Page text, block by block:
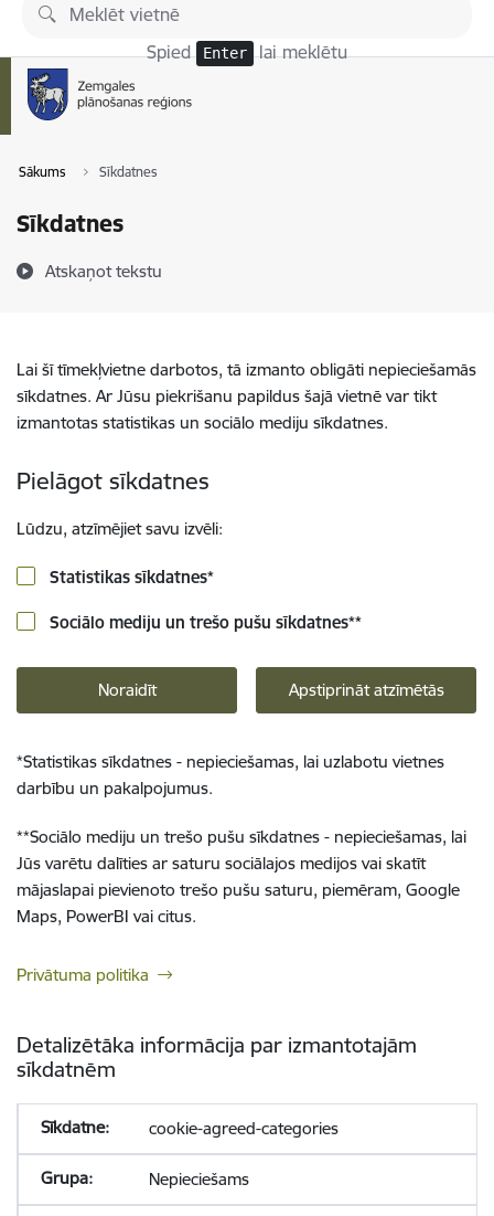
Pāriet uz lapas saturu
Spied Enter lai meklētu
Sākums Sīkdatnes
Sīkdatnes
Atskaņot tekstu
Lai šī tīmekļvietne darbotos, tā izmanto obligāti nepieciešamās
sīkdatnes. Ar Jūsu piekrišanu papildus šajā vietnē var tikt
izmantotas statistikas un sociālo mediju sīkdatnes.
Pielāgot sīkdatnes
Lūdzu, atzīmējiet savu izvēli:
Statistikas sīkdatnes*
Sociālo mediju un trešo pušu sīkdatnes**
Noraidīt Apstiprināt atzīmētās
*Statistikas sīkdatnes - nepieciešamas, lai uzlabotu vietnes
darbību un pakalpojumus.
**Sociālo mediju un trešo pušu sīkdatnes - nepieciešamas, lai
Jūs varētu dalīties ar saturu sociālajos medijos vai skatīt
mājaslapai pievienoto trešo pušu saturu, piemēram, Google
Maps, PowerBI vai citus.
Privātuma politika
Detalizētāka informācija par izmantotajām
sīkdatnēm
cookie-agreed-categories
Nepieciešams